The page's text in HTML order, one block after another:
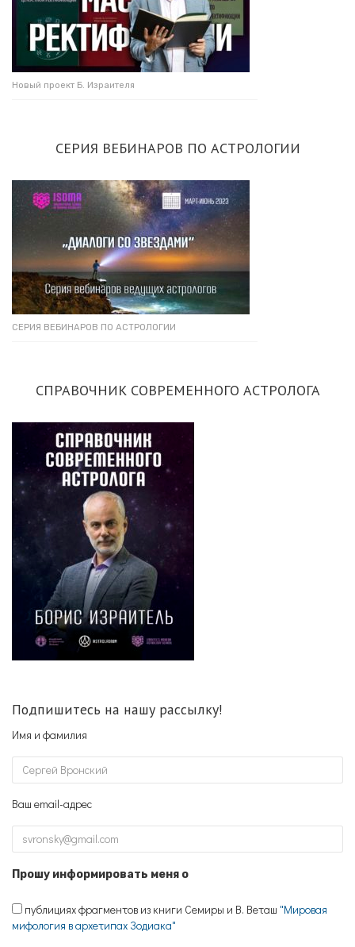
Новый проект Б. Израителя
СЕРИЯ ВЕБИНАРОВ ПО АСТРОЛОГИИ
СЕРИЯ ВЕБИНАРОВ ПО АСТРОЛОГИИ
СПРАВОЧНИК СОВРЕМЕННОГО АСТРОЛОГА
Подпишитесь на нашу рассылку!
Имя и фамилия
Ваш email-адрес
Прошу информировать меня о
публициях фрагментов из книги Семиры и В. Веташ "Мировая
мифология в архетипах Зодиака"